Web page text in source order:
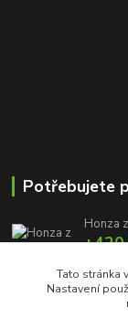
Potřebujete
Honza
Tato stránka
Nastavení